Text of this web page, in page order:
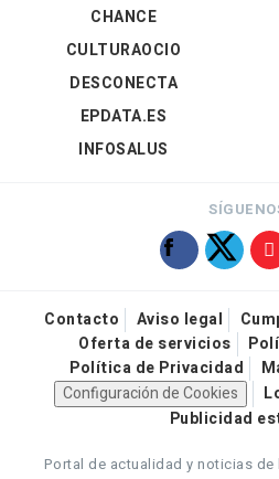
CHANCE
CULTURAOCIO
DESCONECTA
EPDATA.ES
INFOSALUS
Contacto Aviso legal
Oferta de servicios
Política de Privacidad
Configuración de Cookies
Publicidad
Portal de actualidad y noticias de